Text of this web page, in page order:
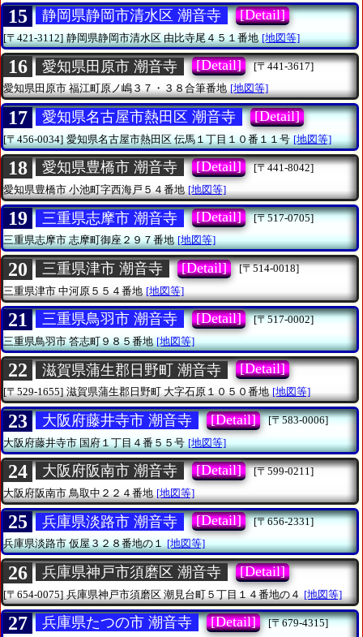
15 静岡県静岡市清水区 潮音寺 [Detail]
[〒421-3112] 静岡県静岡市清水区由比寺尾４５１番地 [地図等]
16 愛知県田原市 潮音寺 [Detail]
[〒441-3617]
愛知県田原市福江町原ノ嶋３７・３８合筆番地 [地図等]
17 愛知県名古屋市熱田区 潮音寺 [Detail]
[〒456-0034] 愛知県名古屋市熱田区伝馬１丁目１０番１１号 [地図等]
18 愛知県豊橋市 潮音寺 [Detail]
[〒441-8042]
愛知県豊橋市 小池町字西海戸５４番地 [地図等]
19 三重県志摩市 潮音寺 [Detail]
[〒517-0705]
三重県志摩市志摩町御座２９７番地 [地図等]
20 三重県津市 潮音寺 [Detail]
[〒514-0018]
三重県津市 中河原５５４番地 [地図等]
21 三重県鳥羽市 潮音寺 [Detail]
[〒517-0002]
三重県鳥羽市答志町９８５番地 [地図等]
22 滋賀県蒲生郡日野町 潮音寺 [Detail]
[〒529-1655] 滋賀県蒲生郡日野町大字石原１０５０番地 [地図等]
23 大阪府藤井寺市 潮音寺 [Detail]
[〒583-0006]
大阪府藤井寺市国府１丁目４番５５号 [地図等]
24 大阪府阪南市 潮音寺 [Detail]
[〒599-0211]
大阪府阪南市 鳥取中２２４番地 [地図等]
25 兵庫県淡路市 潮音寺 [Detail]
[〒656-2331]
兵庫県淡路市仮屋３２８番地の１ [地図等]
26 兵庫県神戸市須磨区 潮音寺 [Detail]
[〒654-0075] 兵庫県神戸市須磨区 潮見台町５丁目１４番地の４ [地図等]
27 兵庫県たつの市 潮音寺 [Detail]
[〒679-4315]